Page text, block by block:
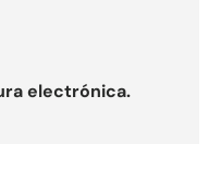
electrónica.